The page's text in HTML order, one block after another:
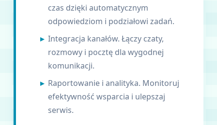
czas dzięki automatycznym
odpowiedziom i podziałowi zadań.
Integracja kanałów. Łączy czaty,
rozmowy i pocztę dla wygodnej
komunikacji.
Raportowanie i analityka. Monitoruj
efektywność wsparcia i ulepszaj
serwis.